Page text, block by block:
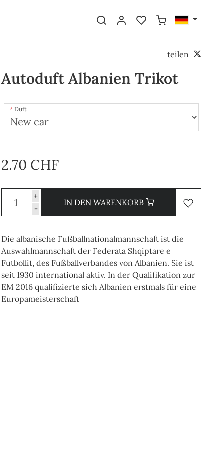
teilen
Autoduft Albanien Trikot
Duft
2.70 CHF
+
-
IN DEN WARENKORB
Die albanische Fußballnationalmannschaft ist die
Auswahlmannschaft der Federata Shqiptare e
Futbollit, des Fußballverbandes von Albanien. Sie ist
seit 1930 international aktiv. In der Qualifikation zur
EM 2016 qualifizierte sich Albanien erstmals für eine
Europameisterschaft